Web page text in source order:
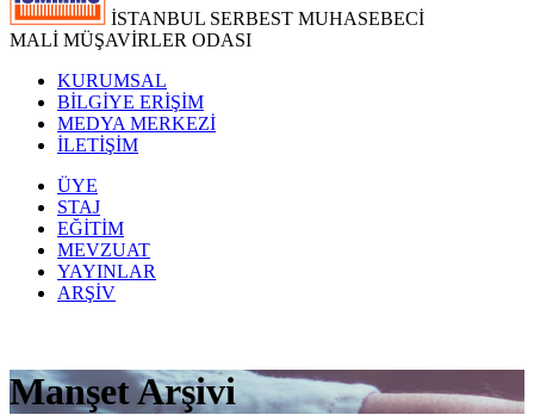
İSTANBUL SERBEST MUHASEBECİ
MALİ MÜŞAVİRLER ODASI
KURUMSAL
BİLGİYE ERİŞİM
MEDYA MERKEZİ
İLETİŞİM
ÜYE
STAJ
EĞİTİM
MEVZUAT
YAYINLAR
ARŞİV
Manşet Arşivi